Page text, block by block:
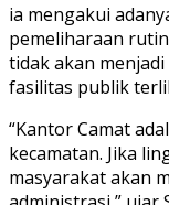
ia mengakui
pemeliharaan
tidak akan
fasilitas publik
“Kantor Camat
kecamatan. Jika
masyarakat akan